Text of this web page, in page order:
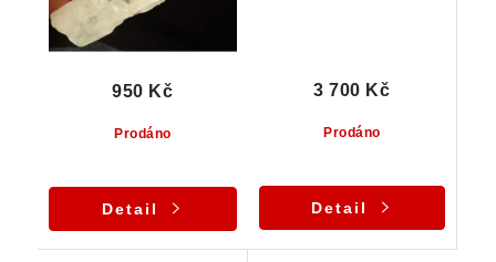
Prodáno
950 Kč
Detail
Prodáno
3 700 Kč
Detail